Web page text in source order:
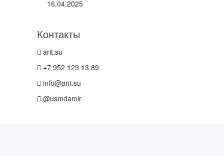
16.04.2025
Контакты
arit.su
+7 952 129 13 89
info@arit.su
@usmdamir